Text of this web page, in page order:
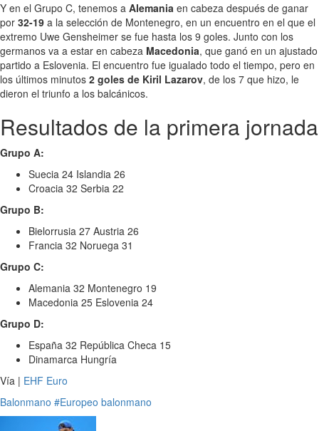
Y en el Grupo C, tenemos a Alemania en cabeza después de ganar
por 32-19 a la selección de Montenegro, en un encuentro en el que el
extremo Uwe Gensheimer se fue hasta los 9 goles. Junto con los
germanos va a estar en cabeza Macedonia, que ganó en un ajustado
partido a Eslovenia. El encuentro fue igualado todo el tiempo, pero en
los últimos minutos 2 goles de Kiril Lazarov, de los 7 que hizo, le
dieron el triunfo a los balcánicos.
Resultados de la primera jornada
Grupo A:
Suecia 24 Islandia 26
Croacia 32 Serbia 22
Grupo B:
Bielorrusia 27 Austria 26
Francia 32 Noruega 31
Grupo C:
Alemania 32 Montenegro 19
Macedonia 25 Eslovenia 24
Grupo D:
España 32 República Checa 15
Dinamarca Hungría
Vía | EHF Euro
Balonmano #Europeo balonmano